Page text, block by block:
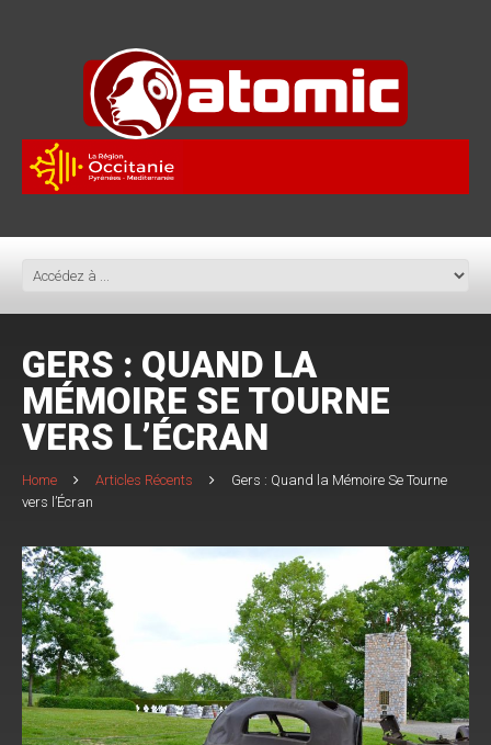
GERS : QUAND LA
MÉMOIRE SE TOURNE
VERS L’ÉCRAN
Home Articles Récents
Gers : Quand la Mémoire Se Tourne
vers l’Écran